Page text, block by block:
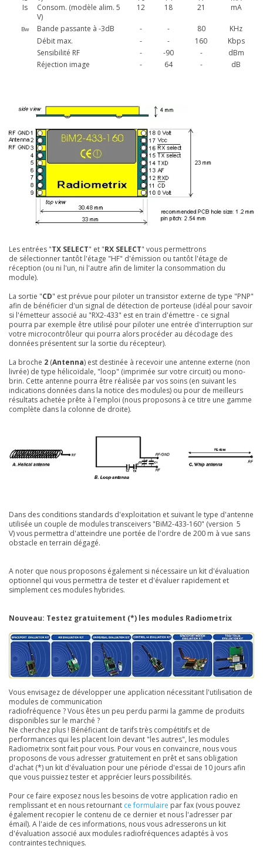
Is
Consom. (modèle alim. 5
V)
12
18
21
mA
Bw Bande passante à -3dB - - 80
KHz
Débit max.
- - 160
Kbps
Sensibilité RF
- -90 -
dBm
Réjection image
- 64 - dB
Les entrées "TX SELECT" et "RX SELECT" vous permettrons
de sélectionner tantôt l'étage "HF" d'émission ou tantôt l'étage de
réception (ou ni l'un, ni l'autre afin de limiter la consommation du
module).
La sortie "CD" est prévue pour piloter un transistor externe de type "PNP"
afin de bénéficier d'un signal de détection de porteuse (idéal pour savoir
si l'émetteur associé au "RX2-433" est en train d'émettre - ce signal
pourra par exemple être utilisé pour piloter une entrée d'interruption sur
votre microcontrôleur qui pourra alors procéder au décodage des
données présentent sur la sortie du récepteur).
La broche 2 (Antenna) est destinée à recevoir une antenne externe (non
livrée) de type hélicoïdale, "loop" (imprimée sur votre circuit) ou mono-
brin. Cette antenne pourra être réalisée par vos soins (en suivant les
indications données dans la notice des modules) ou pour de meilleurs
résultats achetée prête à l'emploi (nous proposons à ce titre une gamme
complète dans la colonne de droite).
Dans des conditions standards d'exploitation et suivant le type d'antenne
utilisée un couple de modules transceivers "BiM2-433-160" (version 5
V) vous permettra d'atteindre une portée de l'ordre de 200 m à vue sans
obstacle en terrain dégagé.
A noter que nous proposons également si nécessaire un kit d'évaluation
optionnel qui vous permettra de tester et d'évaluer rapidement et
simplement ces modules hybrides.
Nouveau: Testez gratuitement (*) les modules Radiometrix
Vous envisagez de développer une application nécessitant l'utilisation de
modules de communication
radiofréquence ? Vous êtes un peu perdu parmi la gamme de produits
disponibles sur le marché ?
Ne cherchez plus ! Bénéficiant de tarifs très compétitifs et de
performances qui les placent loin devant "les autres", les modules
Radiometrix sont fait pour vous. Pour vous en convaincre, nous vous
proposons de vous adresser gratuitement en prêt et sans obligation
d'achat (*) un kit d'évaluation pour une période d'essai de 10 jours afin
que vous puissiez tester et apprécier leurs possibilités.
Pour ce faire exposez nous les besoins de votre application radio en
remplissant et en nous retournant ce formulaire par fax (vous pouvez
également recopier le contenu de ce dernier et nous l'adresser par
émail). A l'aide de ces informations, nous vous adresserons un kit
d'évaluation associé aux modules radiofréquences adaptés à vos
contraintes techniques.